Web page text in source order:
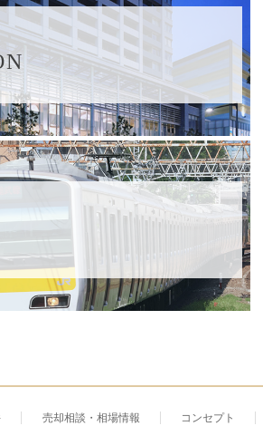
売却相談・相場情報
コンセプト